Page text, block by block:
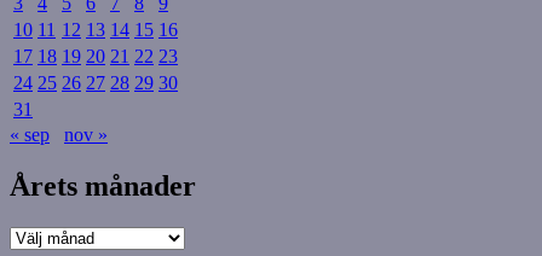
10 11 12 13 14 15 16
17 18 19 20 21 22 23
24 25 26 27 28 29 30
31
« sep
nov »
Årets månader
Årets